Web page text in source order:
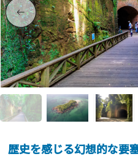
歴史を感じる幻想的な